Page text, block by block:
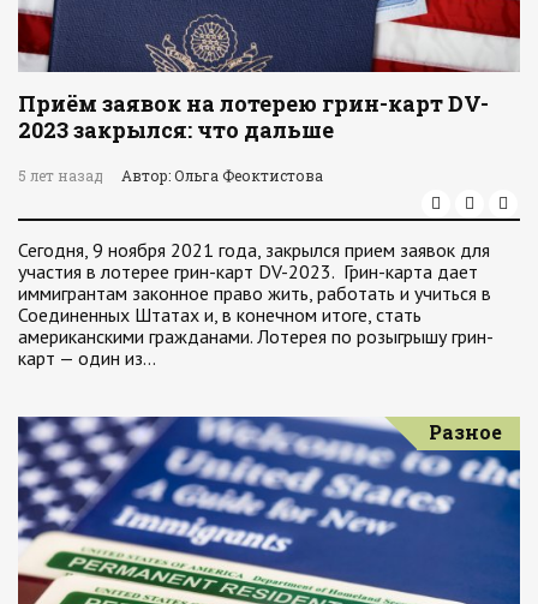
Приём заявок на лотерею грин-карт DV-
2023 закрылся: что дальше
5 лет назад Автор: Ольга Феоктистова
Сегодня, 9 ноября 2021 года, закрылся прием заявок для
участия в лотерее грин-карт DV-2023. Грин-карта дает
иммигрантам законное право жить, работать и учиться в
Соединенных Штатах и, в конечном итоге, стать
американскими гражданами. Лотерея по розыгрышу грин-
карт — один из…
Разное